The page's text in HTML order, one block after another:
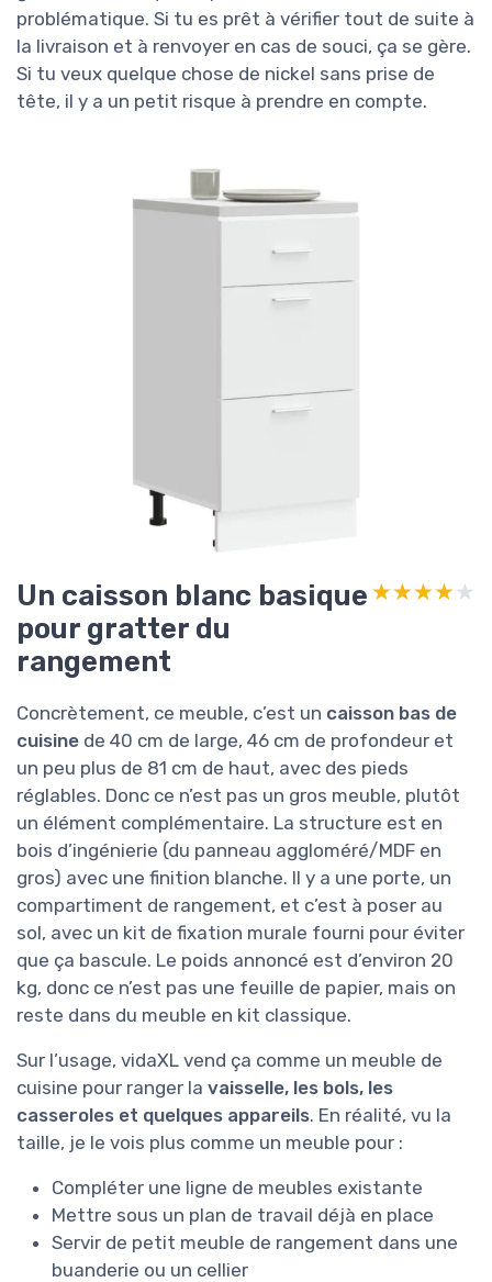
problématique. Si tu es prêt à vérifier tout de suite à
la livraison et à renvoyer en cas de souci, ça se gère.
Si tu veux quelque chose de nickel sans prise de
tête, il y a un petit risque à prendre en compte.
Un caisson blanc basique
pour gratter du
rangement
★★★★★
★★★★★
Concrètement, ce meuble, c’est un caisson bas de
cuisine de 40 cm de large, 46 cm de profondeur et
un peu plus de 81 cm de haut, avec des pieds
réglables. Donc ce n’est pas un gros meuble, plutôt
un élément complémentaire. La structure est en
bois d’ingénierie (du panneau aggloméré/MDF en
gros) avec une finition blanche. Il y a une porte, un
compartiment de rangement, et c’est à poser au
sol, avec un kit de fixation murale fourni pour éviter
que ça bascule. Le poids annoncé est d’environ 20
kg, donc ce n’est pas une feuille de papier, mais on
reste dans du meuble en kit classique.
Sur l’usage, vidaXL vend ça comme un meuble de
cuisine pour ranger la vaisselle, les bols, les
casseroles et quelques appareils. En réalité, vu la
taille, je le vois plus comme un meuble pour :
Compléter une ligne de meubles existante
Mettre sous un plan de travail déjà en place
Servir de petit meuble de rangement dans une
buanderie ou un cellier